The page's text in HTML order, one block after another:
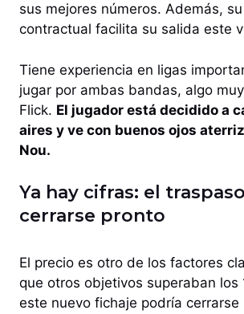
sus mejores números. Además,
contractual facilita su salida este
Tiene experiencia en ligas
jugar por ambas bandas, algo
Flick. El jugador está decidido a
aires y ve con buenos ojos
Nou.
Ya hay cifras: el
cerrarse pronto
El precio es otro de los factores
que otros objetivos superaban los
este nuevo fichaje podría cerrarse